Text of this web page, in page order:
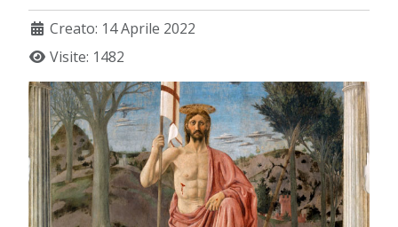
Creato: 14 Aprile 2022
Visite: 1482